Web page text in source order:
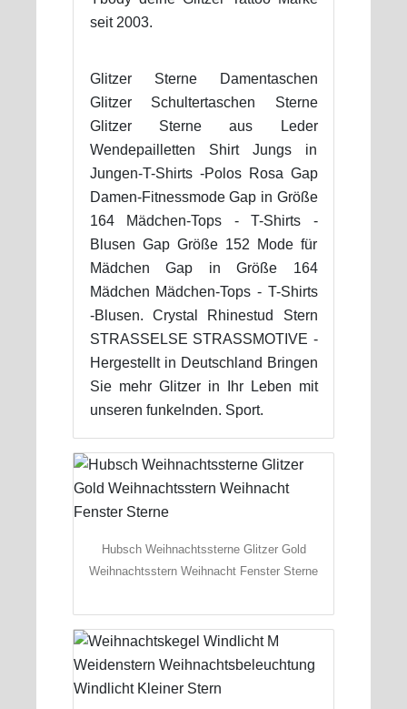
seit 2003.
Glitzer Sterne Damentaschen
Glitzer Schultertaschen Sterne
Glitzer Sterne aus Leder
Wendepailletten Shirt Jungs in
Jungen-T-Shirts -Polos Rosa Gap
Damen-Fitnessmode Gap in Größe
164 Mädchen-Tops - T-Shirts -
Blusen Gap Größe 152 Mode für
Mädchen Gap in Größe 164
Mädchen Mädchen-Tops - T-Shirts
-Blusen. Crystal Rhinestud Stern
STRASSELSE STRASSMOTIVE -
Hergestellt in Deutschland Bringen
Sie mehr Glitzer in Ihr Leben mit
unseren funkelnden. Sport.
Hubsch Weihnachtssterne Glitzer Gold
Weihnachtsstern Weihnacht Fenster Sterne